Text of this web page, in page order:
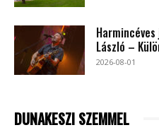
László –
2026-08-01
DUNAKESZI SZEMMEL